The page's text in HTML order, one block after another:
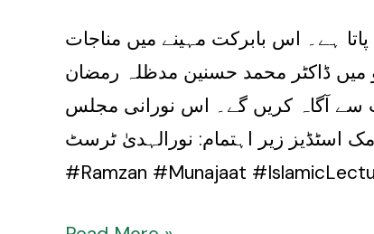
ہے۔ اس بابرکت مہینے میں مناجات
ڈاکٹر محمد حسنین مدظلہ رمضان
سے آگاہ کریں گے۔ اس نورانی مجلس
اسٹڈیز زیر اہتمام: نورالہدیٰ ٹرسٹ